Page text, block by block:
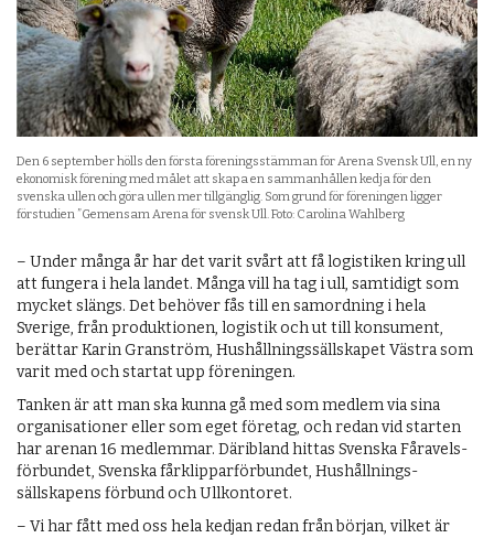
Den 6 september hölls den första föreningsstämman för Arena Svensk Ull, en ny
ekonomisk förening med målet att skapa en sammanhållen kedja för den
svenska ullen och göra ullen mer tillgänglig. Som grund för föreningen ligger
förstudien ”Gemensam Arena för svensk Ull. Foto: Carolina Wahlberg
– Under många år har det varit svårt att få logistiken kring ull
att fungera i hela landet. Många vill ha tag i ull, samtidigt som
mycket slängs. Det behöver fås till en samordning i hela
Sverige, från produktionen, logistik och ut till konsument,
berättar Karin Granström, Hushållningssällskapet Västra som
varit med och startat upp föreningen.
Tanken är att man ska kunna gå med som medlem via sina
organisationer eller som eget företag, och redan vid starten
har arenan 16 medlemmar. Däribland hittas Svenska Fåravels­
förbundet, Svenska fårklipparförbundet, Hus­hållnings­
sällskapens förbund och Ullkontoret.
– Vi har fått med oss hela kedjan redan från början, vilket är